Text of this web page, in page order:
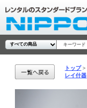
トップ
レイ什器